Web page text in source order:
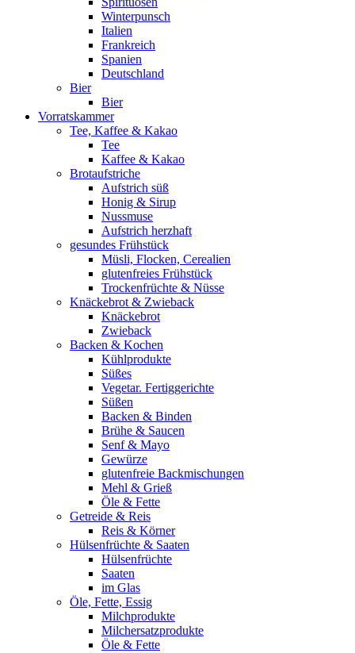
Winterpunsch
Italien
Frankreich
Spanien
Deutschland
Bier
Bier
Vorratskammer
Tee, Kaffee & Kakao
Tee
Kaffee & Kakao
Brotaufstriche
Aufstrich süß
Honig & Sirup
Nussmuse
Aufstrich herzhaft
gesundes Frühstück
Müsli, Flocken, Cerealien
glutenfreies Frühstück
Trockenfrüchte & Nüsse
Knäckebrot & Zwieback
Knäckebrot
Zwieback
Backen & Kochen
Kühlprodukte
Süßes
Vegetar. Fertiggerichte
Süßen
Backen & Binden
Brühe & Saucen
Senf & Mayo
Gewürze
glutenfreie Backmischungen
Mehl & Grieß
Öle & Fette
Getreide & Reis
Reis & Körner
Hülsenfrüchte & Saaten
Hülsenfrüchte
Saaten
im Glas
Öle, Fette, Essig
Milchprodukte
Milchersatzprodukte
Öle & Fette